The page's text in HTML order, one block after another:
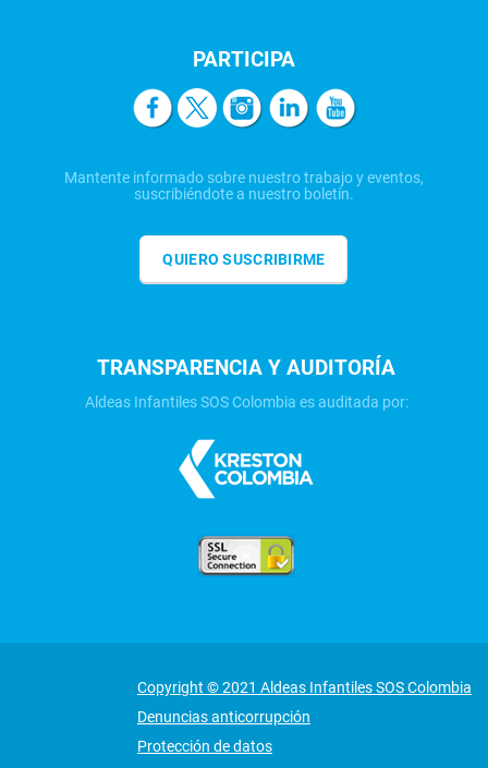
PARTICIPA
Mantente informado sobre nuestro trabajo y eventos,
suscribiéndote a nuestro boletín.
QUIERO SUSCRIBIRME
TRANSPARENCIA Y AUDITORÍA
Aldeas Infantiles SOS Colombia es auditada por:
Copyright © 2021 Aldeas Infantiles SOS Colombia
Denuncias anticorrupción
Protección de datos